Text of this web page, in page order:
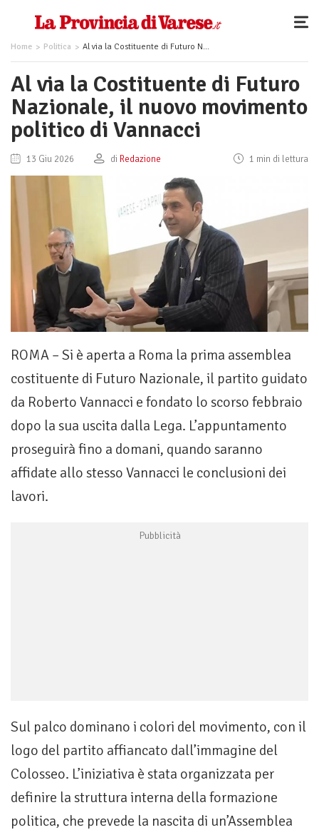
Home Politica Al via la Costituente di Futuro Nazionale, il nuovo movimento politico di Vannacci
Al via la Costituente di Futuro
Nazionale, il nuovo movimento
politico di Vannacci
13 Giu 2026 di Redazione 1 min di lettura
ROMA – Si è aperta a Roma la prima assemblea
costituente di Futuro Nazionale, il partito guidato
da Roberto Vannacci e fondato lo scorso febbraio
dopo la sua uscita dalla Lega. L’appuntamento
proseguirà fino a domani, quando saranno
affidate allo stesso Vannacci le conclusioni dei
lavori.
Sul palco dominano i colori del movimento, con il
logo del partito affiancato dall’immagine del
Colosseo. L’iniziativa è stata organizzata per
definire la struttura interna della formazione
politica, che prevede la nascita di un’Assemblea